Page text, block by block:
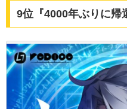
9位『4000年ぶりに帰